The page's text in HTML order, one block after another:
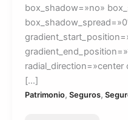
box_shadow=»no»
radial_direction=»center
[…]
Patrimonio, Seguros,